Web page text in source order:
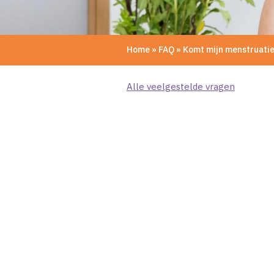
Home » FAQ » Komt mijn
Alle veelgestelde vragen